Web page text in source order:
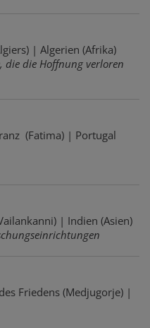
| Algerien (Afrika)
die die Hoffnung verloren
(Fatima) | Portugal
| Indien (Asien)
Friedens (Medjugorje) |